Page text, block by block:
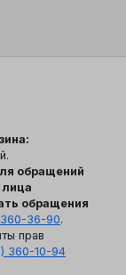
обращений
лица
обращения
36-90.
прав
360-10-94